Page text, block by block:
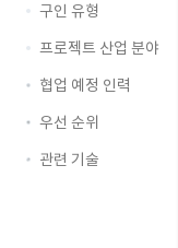
구인 유형
프로젝트 산업 분야
협업 예정 인력
우선 순위
관련 기술